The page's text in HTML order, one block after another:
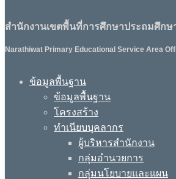
สำนักงานเขตพื้นที่การศึกษาประถมศึกษ
Narathiwat Primary Educational Service Area
ข้อมูลพื้นฐาน
ข้อมูลพื้นฐาน
โครงสร้าง
ทำเนียบบุคลากร
ผู้บริหารสำนักงาน
กลุ่มอำนวยการ
กลุ่มนโยบายและแผน